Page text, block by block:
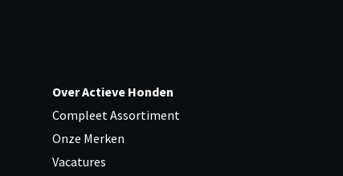
Over Actieve Honden
Compleet Assortiment
Onze Merken
Vacatures